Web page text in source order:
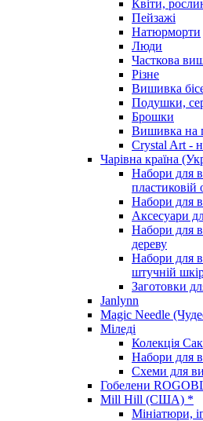
Квіти,
Пейзажі
Натюрморти
Люди
Часткова
Різне
Вишивка
Подушки,
Брошки
Вишивка на
Crystal Art -
Чарівна країна
Набори для
пластиковій
Набори для
Аксесуари
Набори для
дереву
Набори для
штучній
Заготовки
Janlynn
Magic Needle
Міледі
Колекція
Набори для
Схеми для
Гобелени
Mill Hill (США) *
Мініатюри,